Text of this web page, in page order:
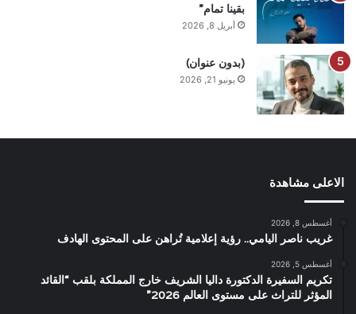
بقينا تمام”
أبريل 8, 2026
(بدون عنوان)
يونيو 21, 2026
الاعلى مشاهدة
أغسطس 8, 2026
غريب ناصر اليامي.. رؤية إعلامية تُراهن على المحتوى الهادف
أغسطس 5, 2026
تكريم السفيرة الدكتورة داليا الشريف خارج المملكة بلقب “القائد
المؤثر للتراث على مستوى العالم 2026”